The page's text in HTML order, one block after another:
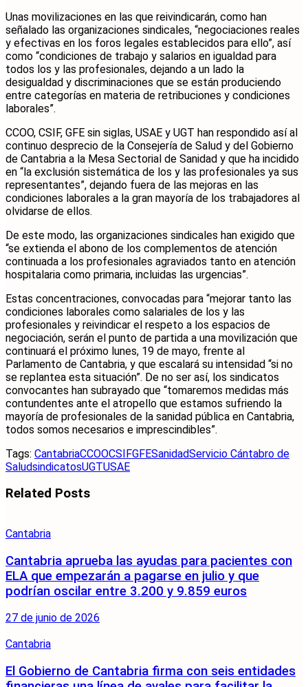
Unas movilizaciones en las que reivindicarán, como han
señalado las organizaciones sindicales, “negociaciones reales
y efectivas en los foros legales establecidos para ello”, así
como “condiciones de trabajo y salarios en igualdad para
todos los y las profesionales, dejando a un lado la
desigualdad y discriminaciones que se están produciendo
entre categorías en materia de retribuciones y condiciones
laborales”.
CCOO, CSIF, GFE sin siglas, USAE y UGT han respondido así al
continuo desprecio de la Consejería de Salud y del Gobierno
de Cantabria a la Mesa Sectorial de Sanidad y que ha incidido
en “la exclusión sistemática de los y las profesionales ya sus
representantes”, dejando fuera de las mejoras en las
condiciones laborales a la gran mayoría de los trabajadores al
olvidarse de ellos.
De este modo, las organizaciones sindicales han exigido que
“se extienda el abono de los complementos de atención
continuada a los profesionales agraviados tanto en atención
hospitalaria como primaria, incluidas las urgencias”.
Estas concentraciones, convocadas para “mejorar tanto las
condiciones laborales como salariales de los y las
profesionales y reivindicar el respeto a los espacios de
negociación, serán el punto de partida a una movilización que
continuará el próximo lunes, 19 de mayo, frente al
Parlamento de Cantabria, y que escalará su intensidad “si no
se replantea esta situación”. De no ser así, los sindicatos
convocantes han subrayado que “tomaremos medidas más
contundentes ante el atropello que estamos sufriendo la
mayoría de profesionales de la sanidad pública en Cantabria,
todos somos necesarios e imprescindibles”.
Tags: CantabriaCCOOCSIFGFESanidadServicio Cántabro de
SaludsindicatosUGTUSAE
Related Posts
Cantabria
Cantabria aprueba las ayudas para pacientes con
ELA que empezarán a pagarse en julio y que
podrían oscilar entre 3.200 y 9.859 euros
27 de junio de 2026
Cantabria
El Gobierno de Cantabria firma con seis entidades